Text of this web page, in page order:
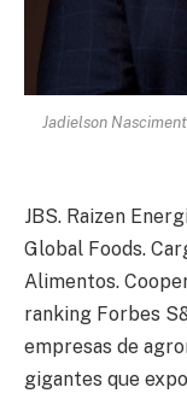
Jadielson
JBS. Raizen
Global Foods.
Alimentos.
ranking Forbes
empresas de
gigantes que